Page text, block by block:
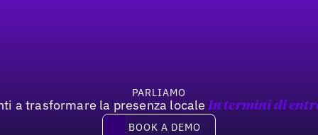
PARLIAMO
a trasformare la presenza locale In termini di
Book a demo
BOOK A DEMO